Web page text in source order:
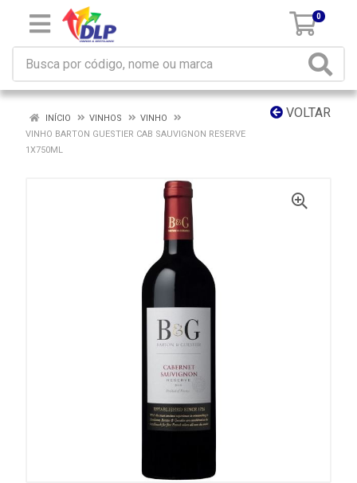
0
VOLTAR
INÍCIO VINHOS
VINHO
VINHO BARTON GUESTIER CAB SAUVIGNON RESERVE
1X750ML